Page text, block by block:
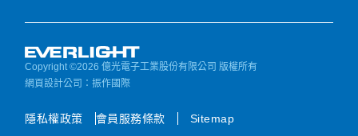
e
Copyright ©2026 億光電子工業股份有限公司 版權所有
網頁設計公司 ：振作國際
隱私權政策 會員服務條款 Sitemap